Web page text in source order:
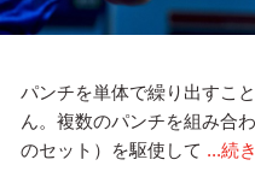
パンチを単体で繰り出すこ
ん。複数のパンチを組み合
のセット）を駆使して ...続